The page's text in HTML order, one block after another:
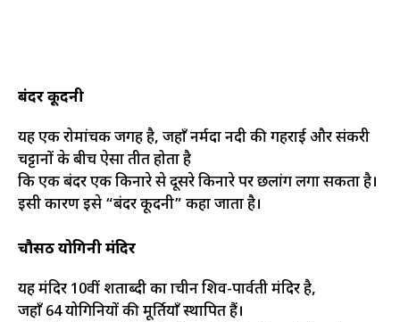
बंदर कूदनी
यह एक रोमांचक जगह है, जहाँ नर्मदा नदी की गहराई और संकरी
चट्टानों के बीच ऐसा प्रतीत होता है
कि एक बंदर एक किनारे से दूसरे किनारे पर छलांग लगा सकता है।
इसी कारण इसे “बंदर कूदनी” कहा जाता है।
चौसठ योगिनी मंदिर
यह मंदिर 10वीं शताब्दी का प्राचीन शिव-पार्वती मंदिर है,
जहाँ 64 योगिनियों की मूर्तियाँ स्थापित हैं।